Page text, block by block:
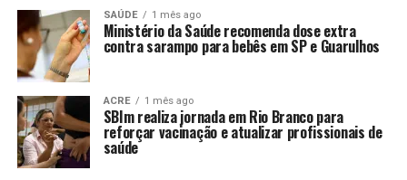
SAÚDE 1 mês ago
Ministério da Saúde recomenda dose extra
contra sarampo para bebês em SP e Guarulhos
ACRE 1 mês ago
SBIm realiza jornada em Rio Branco para
reforçar vacinação e atualizar profissionais de
saúde